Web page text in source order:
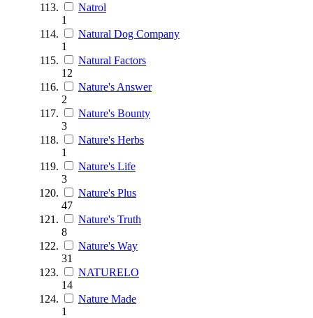
Natrol
1
Natural Dog Company
1
Natural Factors
12
Nature's Answer
2
Nature's Bounty
3
Nature's Herbs
1
Nature's Life
3
Nature's Plus
47
Nature's Truth
8
Nature's Way
31
NATURELO
14
Nature Made
1